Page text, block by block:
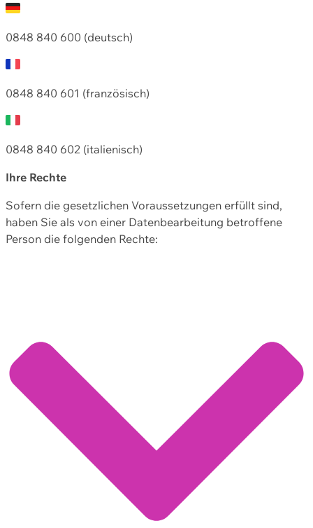
0848 840 600 (deutsch)
0848 840 601 (französisch)
0848 840 602 (italienisch)
Ihre Rechte
Sofern die gesetzlichen Voraussetzungen erfüllt sind,
haben Sie als von einer Datenbearbeitung betroffene
Person die folgenden Rechte: